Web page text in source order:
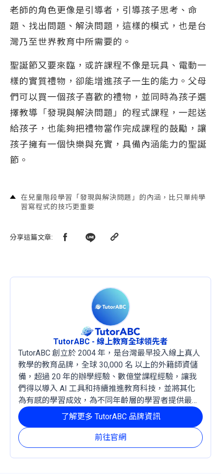
老師的角色更像是引導者，引導孩子思考、命
題、找出問題、解決問題，這樣的模式，也是台
灣乃至世界教育中所需要的。
聖誕節又要來臨，或許課程不像是玩具、電動一
樣的實質禮物，卻能增進孩子一生的能力。父母
們可以買一個孩子喜歡的禮物，並同時為孩子選
擇教導「發現與解決問題」的程式課程，一起送
給孩子，也能夠把禮物當作完成課程的鼓勵，讓
孩子擁有一個快樂與充實，具備內涵能力的聖誕
節。
在兒童階段學習「發現與解決問題」的內涵，比只單純學
習寫程式的技巧更重要
分享這篇文章:
TutorABC - 線上教育全球領先者
TutorABC 創立於 2004 年，是台灣最早投入線上真人
教學的教育品牌，全球 30,000 名 以上的外籍師資儲
備，超過 20 年的辦學經驗、數億堂課程經驗，讓我
們得以導入 AI 工具和持續推進教育科技，並將其化
為有感的學習成效，為不同年齡層的學習者提供最穩
定且有效的成長路徑。
前往官網
了解更多 TutorABC 品牌資訊